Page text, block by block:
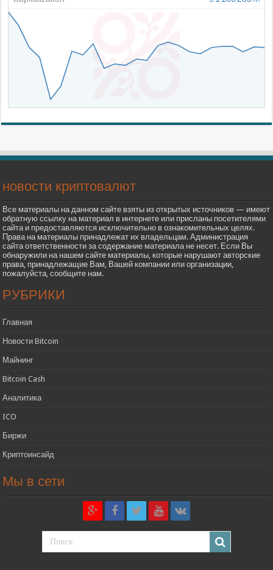
новости криптовалют
Все материалы на данном сайте взяты из открытых источников — имеют
обратную ссылку на материал в интернете или присланы посетителями
сайта и предоставляются исключительно в ознакомительных целях.
Права на материалы принадлежат их владельцам. Администрация
сайта ответственности за содержание материала не несет. Если Вы
обнаружили на нашем сайте материалы, которые нарушают авторские
права, принадлежащие Вам, Вашей компании или организации,
пожалуйста, сообщите нам.
РУБРИКИ
Главная
Новости Bitcoin
Майнинг
Bitcoin Cash
Аналитика
ICO
Биржи
Криптоинсайд
Мы в сети